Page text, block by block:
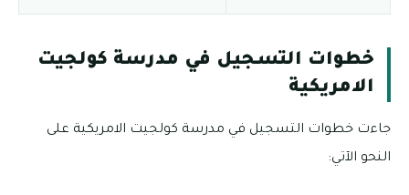
خطوات التسجيل في مدرسة كولجيت
الامريكية
جاءت خطوات التسجيل في مدرسة كولجيت الامريكية على
النحو الآتي: